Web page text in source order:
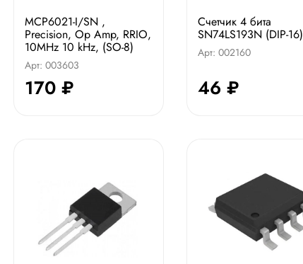
MCP6021-I/SN ,
Precision, Op Amp, RRIO,
10MHz 10 kHz, (SO-8)
Арт: 003603
170 ₽
Счетчик 4 бита
SN74LS193N (DIP-16)
Арт: 002160
46 ₽